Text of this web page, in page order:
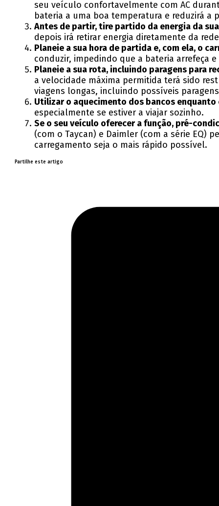
seu veículo confortavelmente com AC
bateria a uma boa temperatura e reduzirá a
Antes de partir, tire partido da energia da
depois irá retirar energia diretamente da
Planeie a sua hora de partida e, com ela, o
conduzir, impedindo que a bateria arrefeça
Planeie a sua rota, incluindo paragens para
a velocidade máxima permitida terá sido
viagens longas, incluindo possíveis
Utilizar o aquecimento dos bancos
especialmente se estiver a viajar sozinho.
Se o seu veículo oferecer a função, pré-
(com o Taycan) e Daimler (com a série EQ)
carregamento seja o mais rápido possível.
Partilhe este artigo